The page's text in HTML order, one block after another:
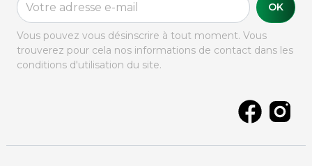
OK
Vous pouvez vous désinscrire à tout moment. Vous
trouverez pour cela nos informations de contact dans les
conditions d'utilisation du site.